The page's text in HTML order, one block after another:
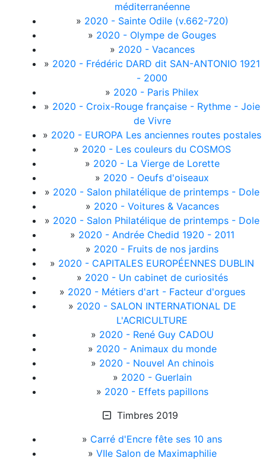
méditerranéenne
» 2020 - Sainte Odile (v.662-720)
» 2020 - Olympe de Gouges
» 2020 - Vacances
» 2020 - Frédéric DARD dit SAN-ANTONIO 1921
- 2000
» 2020 - Paris Philex
» 2020 - Croix-Rouge française - Rythme - Joie
de Vivre
» 2020 - EUROPA Les anciennes routes postales
» 2020 - Les couleurs du COSMOS
» 2020 - La Vierge de Lorette
» 2020 - Oeufs d'oiseaux
» 2020 - Salon philatélique de printemps - Dole
» 2020 - Voitures & Vacances
» 2020 - Salon Philatélique de printemps - Dole
» 2020 - Andrée Chedid 1920 - 2011
» 2020 - Fruits de nos jardins
» 2020 - CAPITALES EUROPÉENNES DUBLIN
» 2020 - Un cabinet de curiosités
» 2020 - Métiers d'art - Facteur d'orgues
» 2020 - SALON INTERNATIONAL DE
L'ACRICULTURE
» 2020 - René Guy CADOU
» 2020 - Animaux du monde
» 2020 - Nouvel An chinois
» 2020 - Guerlain
» 2020 - Effets papillons
Timbres 2019
» Carré d'Encre fête ses 10 ans
» VIIe Salon de Maximaphilie